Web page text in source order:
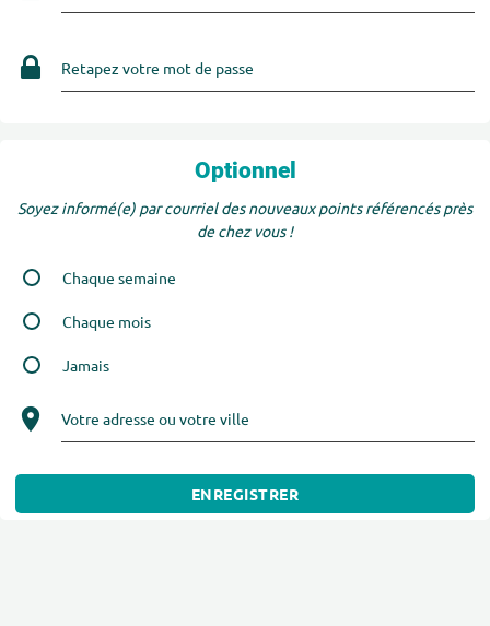
Retapez votre mot de passe
Optionnel
Soyez informé(e) par courriel des nouveaux points référencés près
de chez vous !
Chaque semaine
Chaque mois
Jamais
Votre adresse ou votre ville